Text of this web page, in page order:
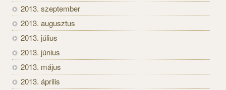
2013. szeptember
2013. augusztus
2013. július
2013. június
2013. május
2013. április